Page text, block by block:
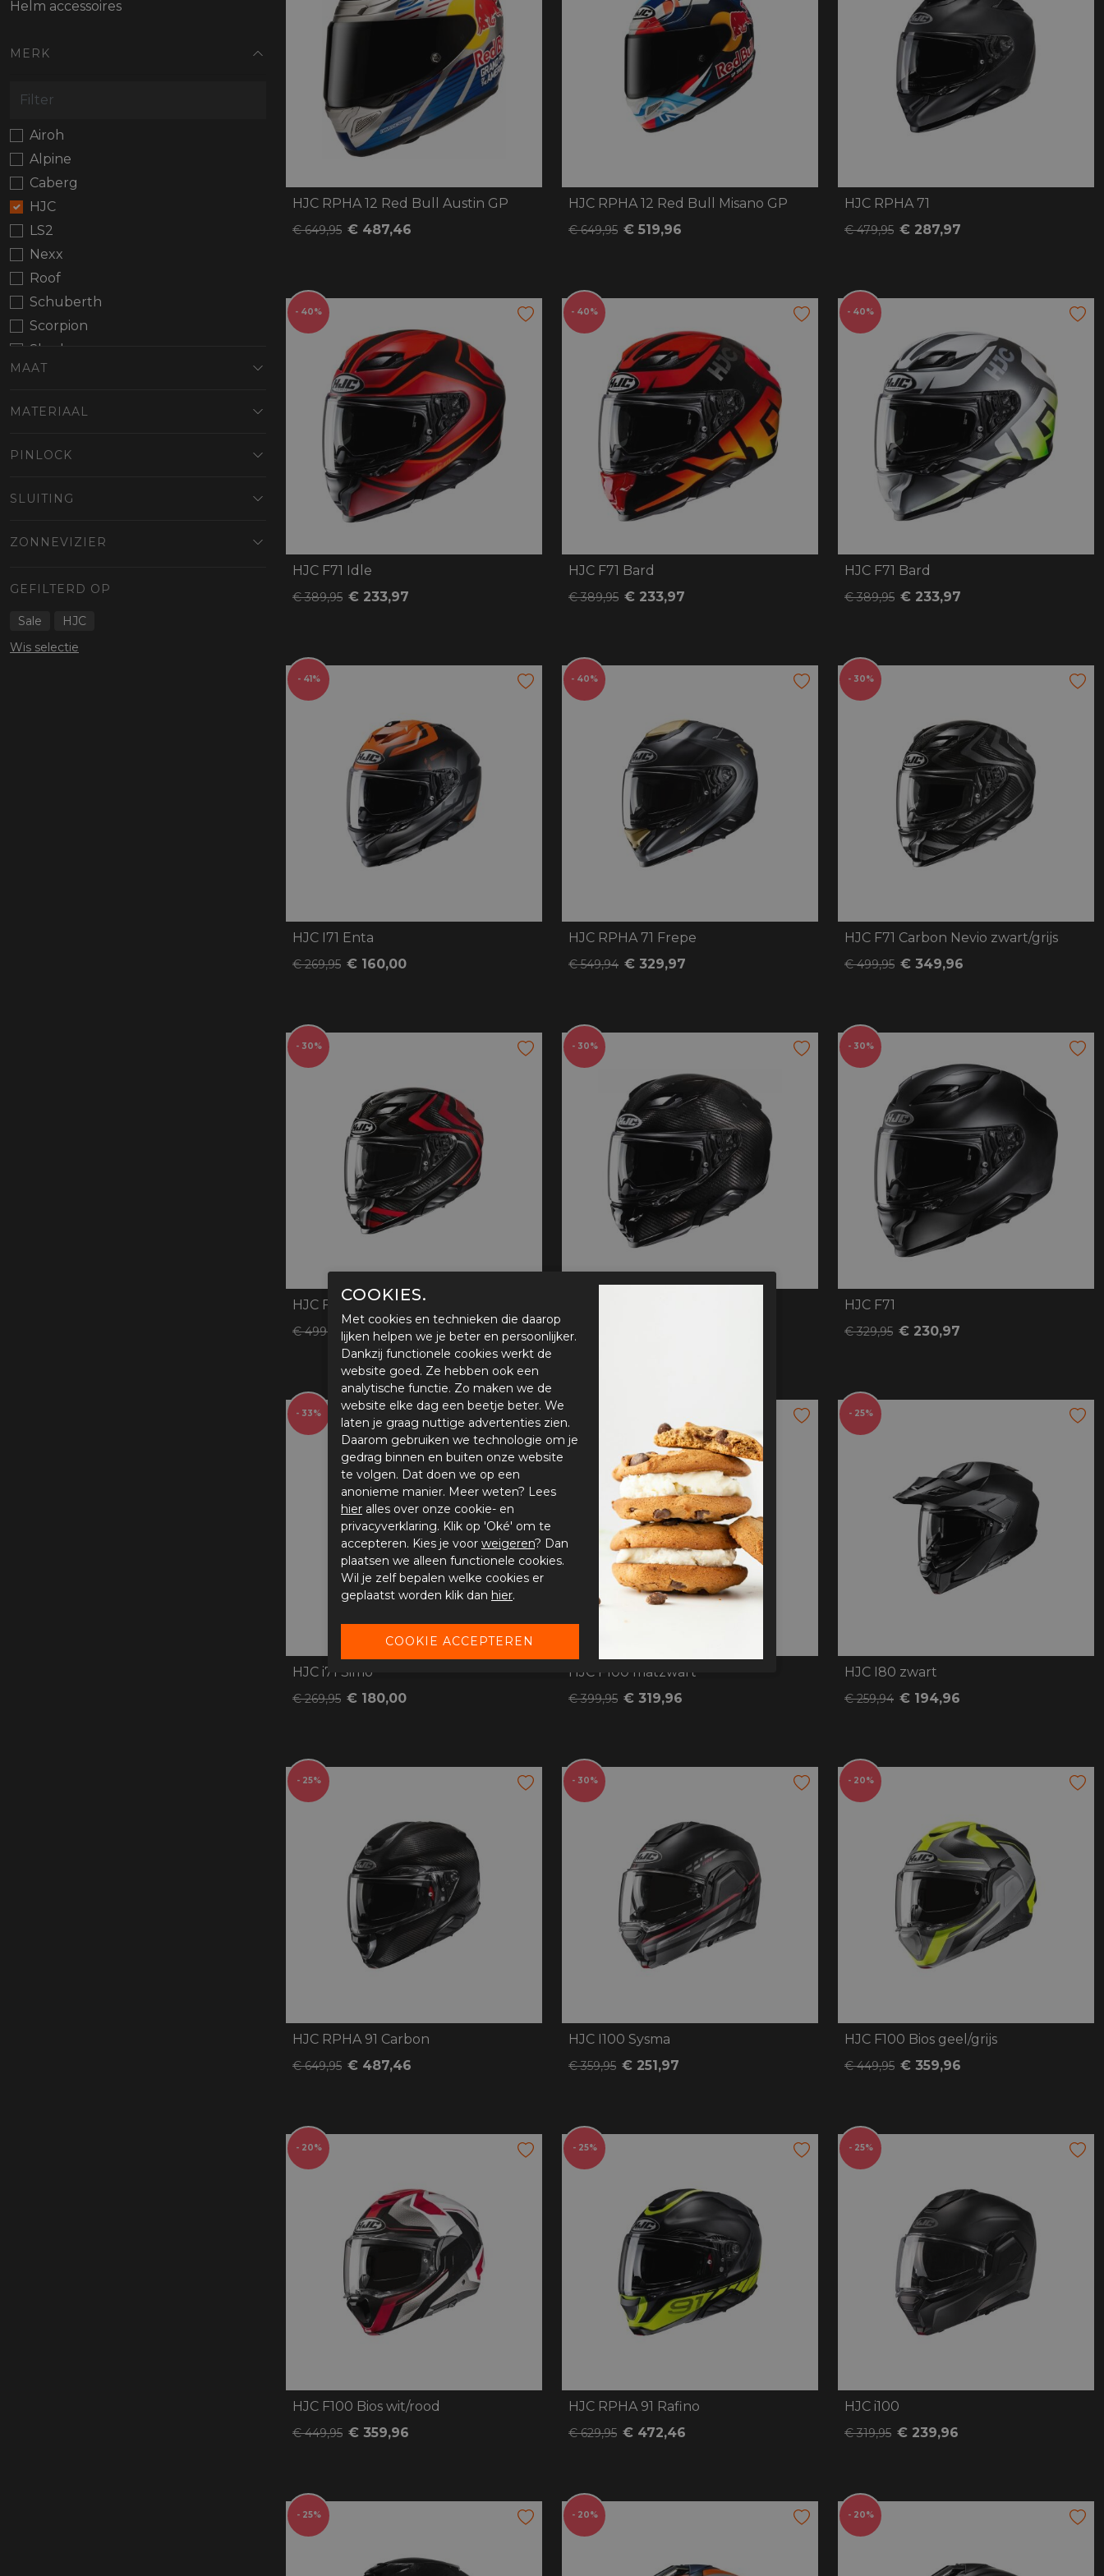
handschoenen
handschoenen
Sloten
Telefoon
Helm accessoires
MERK
Airoh
Alpine
Caberg
HJC
LS2
Nexx
Roof
Schuberth
Scorpion
Shark
MAAT
MATERIAAL
PINLOCK
SLUITING
ZONNEVIZIER
GEFILTERD OP
Sale
HJC
Wis selectie
HJC RPHA 12 Red Bull Austin GP
€ 649,95 € 487,46
HJC RPHA 12 Red Bull Misano GP
€ 649,95 € 519,96
HJC RPHA 71
€ 479,95 € 287,97
- 40%
HJC F71 Idle
€ 389,95 € 233,97
- 40%
HJC F71 Bard
€ 389,95 € 233,97
- 40%
HJC F71 Bard
€ 389,95 € 233,97
- 41%
HJC I71 Enta
€ 269,95 € 160,00
- 40%
HJC RPHA 71 Frepe
€ 549,94 € 329,97
- 30%
HJC F71 Carbon Nevio zwart/grijs
€ 499,95 € 349,96
- 30%
HJC F71 Carbon Nevio zwart/rood
€ 499,95 € 349,96
- 30%
€ 459,95
- 30%
HJC F71
€ 329,95 € 230,97
- 33%
HJC i71 Simo
€ 269,95 € 180,00
HJC F100 matzwart
€ 399,95 € 319,96
- 25%
HJC I80 zwart
€ 259,94 € 194,96
- 25%
HJC RPHA 91 Carbon
€ 649,95 € 487,46
- 30%
HJC I100 Sysma
€ 359,95 € 251,97
- 20%
HJC F100 Bios geel/grijs
€ 449,95 € 359,96
- 20%
HJC F100 Bios wit/rood
€ 449,95 € 359,96
- 25%
HJC RPHA 91 Rafino
€ 629,95 € 472,46
- 25%
HJC i100
€ 319,95 € 239,96
- 25% - 20% - 20%
COOKIES.
Met cookies en technieken die daarop
lijken helpen we je beter en persoonlijker.
Dankzij functionele cookies werkt de
website goed. Ze hebben ook een
analytische functie. Zo maken we de
website elke dag een beetje beter. We
laten je graag nuttige advertenties zien.
Daarom gebruiken we technologie om je
gedrag binnen en buiten onze website
te volgen. Dat doen we op een
anonieme manier. Meer weten? Lees
hier alles over onze cookie- en
privacyverklaring. Klik op 'Oké' om te
accepteren. Kies je voor weigeren? Dan
plaatsen we alleen functionele cookies.
Wil je zelf bepalen welke cookies er
geplaatst worden klik dan hier.